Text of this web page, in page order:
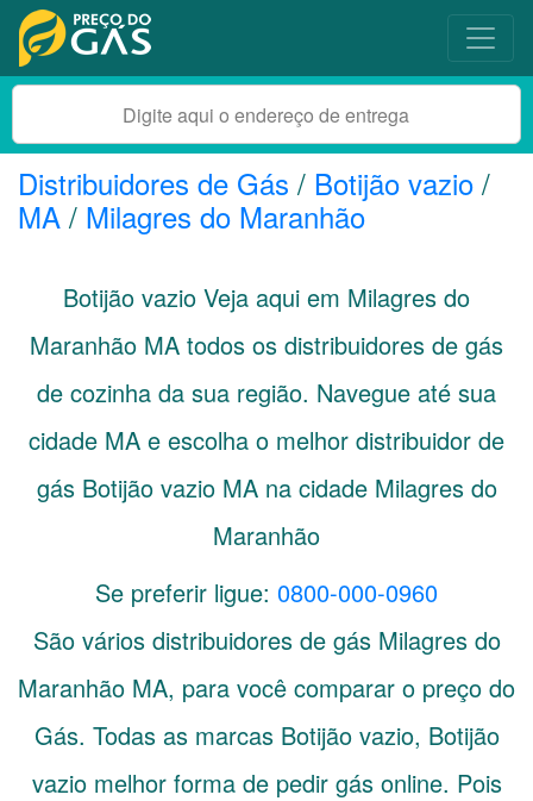
Distribuidores de Gás / Botijão vazio /
MA / Milagres do Maranhão
Botijão vazio Veja aqui em Milagres do
Maranhão MA todos os distribuidores de gás
de cozinha da sua região. Navegue até sua
cidade MA e escolha o melhor distribuidor de
gás Botijão vazio MA na cidade Milagres do
Maranhão
Se preferir ligue: 0800-000-0960
São vários distribuidores de gás Milagres do
Maranhão MA, para você comparar o preço do
Gás. Todas as marcas Botijão vazio, Botijão
vazio melhor forma de pedir gás online. Pois